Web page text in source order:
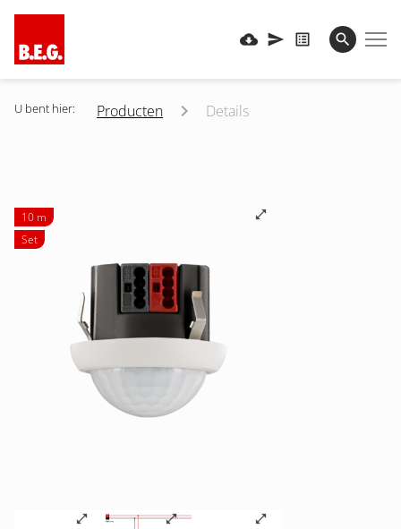
U bent hier: Producten Details
10 m
Set